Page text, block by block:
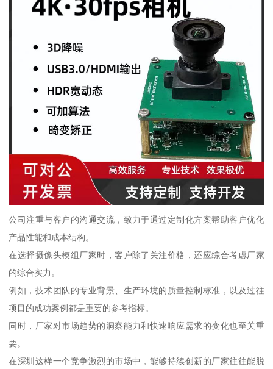
公司注重与客户的沟通交流，致力于通过定制化方案帮助客户优化
产品性能和成本结构。
在选择摄像头模组厂家时，客户除了关注价格，还应综合考虑厂家
的综合实力。
例如，技术团队的专业背景、生产环境的质量控制标准，以及过往
项目的成功案例都是重要的参考指标。
同时，厂家对市场趋势的洞察能力和快速响应需求的变化也至关重
要。
在深圳这样一个竞争激烈的市场中，能够持续创新的厂家往往能脱